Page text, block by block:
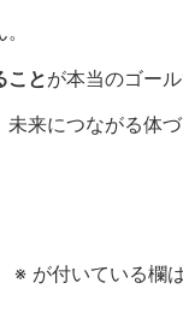
ことが本当のゴール
来につながる体づ
※ が付いている欄